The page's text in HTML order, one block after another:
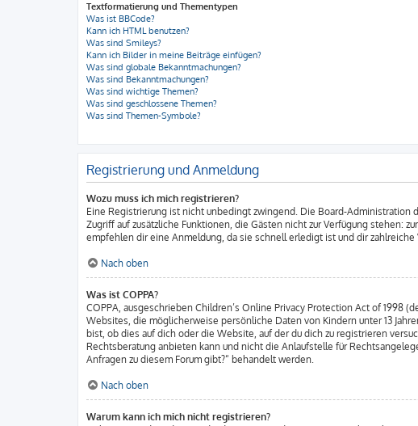
Textformatierung und Thementypen
Was ist BBCode?
Kann ich HTML benutzen?
Was sind Smileys?
Kann ich Bilder in meine Beiträge einfügen?
Was sind globale Bekanntmachungen?
Was sind Bekanntmachungen?
Was sind wichtige Themen?
Was sind geschlossene Themen?
Was sind Themen-Symbole?
Registrierung und Anmeldung
Wozu muss ich mich registrieren?
Eine Registrierung ist nicht unbedingt zwingend. Die Board-
Zugriff auf zusätzliche Funktionen, die Gästen nicht zur Verfügung stehen:
empfehlen dir eine Anmeldung, da sie schnell erledigt ist und dir
Nach oben
Was ist COPPA?
COPPA, ausgeschrieben Children’s Online Privacy Protection Act of 1998
Websites, die möglicherweise persönliche Daten von Kindern unter 13
bist, ob dies auf dich oder die Website, auf der du dich zu registrieren
Rechtsberatung anbieten kann und nicht die Anlaufstelle für
Anfragen zu diesem Forum gibt?“ behandelt werden.
Nach oben
Warum kann ich mich nicht registrieren?